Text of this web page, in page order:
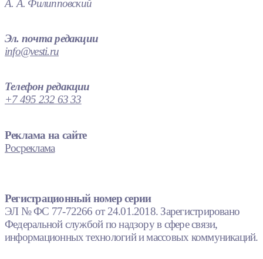
А. А. Филипповский
Эл. почта редакции
info@vesti.ru
Телефон редакции
+7 495 232 63 33
Реклама на сайте
Росреклама
Регистрационный номер серии
ЭЛ № ФС 77-72266 от 24.01.2018. Зарегистрировано
Федеральной службой по надзору в сфере связи,
информационных технологий и массовых коммуникаций.